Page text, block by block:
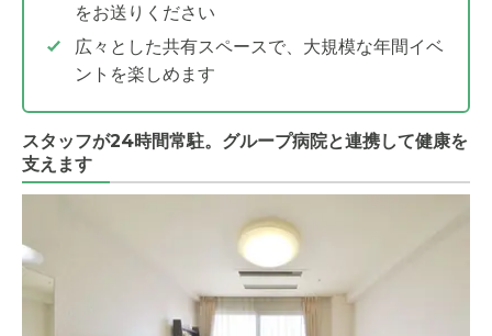
をお送りください
広々とした共有スペースで、大規模な年間イベ
ントを楽しめます
スタッフが24時間常駐。グループ病院と連携して健康を
支えます